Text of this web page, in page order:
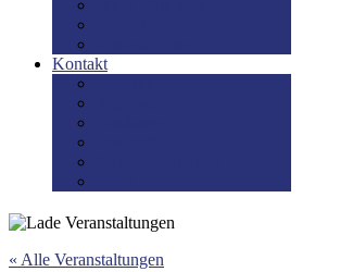
Kontakt
« Alle Veranstaltungen